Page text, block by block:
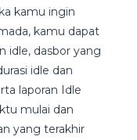
kamu ingin
kamu dapat
idle, dasbor yang
idle dan
laporan Idle
mulai dan
yang terakhir